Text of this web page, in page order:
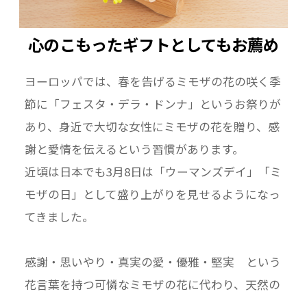
心のこもったギフトとしてもお薦め
ヨーロッパでは、春を告げるミモザの花の咲く季
節に「フェスタ・デラ・ドンナ」というお祭りが
あり、身近で大切な女性にミモザの花を贈り、感
謝と愛情を伝えるという習慣があります。
近頃は日本でも3月8日は「ウーマンズデイ」「ミ
モザの日」として盛り上がりを見せるようになっ
てきました。
感謝・思いやり・真実の愛・優雅・堅実 という
花言葉を持つ可憐なミモザの花に代わり、天然の